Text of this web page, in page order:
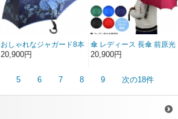
おしゃれなジャガード8本
骨長傘 絵おり 薔薇と葡萄/
傘 レディース 女
20,900円
傘 レディース 長傘 前原光
榮商店 カーボン 16本骨
骨55cm 前原傘 匠 皇室御
ド かさ 女 送料無料
20,900円
5 6 7 8 9 次の18件